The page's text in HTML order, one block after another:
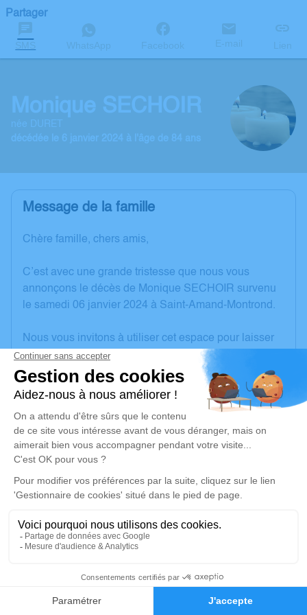
Faire-part Hommages
Partager
SMS WhatsApp Facebook E-mail Lien
Monique SECHOIR
née DURET
décédée le 6 janvier 2024 à l'âge de 84 ans
Message de la famille
Chère famille, chers amis,
C’est avec une grande tristesse que nous vous
annonçons le décès de Monique SECHOIR survenu
le samedi 06 janvier 2024 à Saint-Amand-Montrond.
Nous vous invitons à utiliser cet espace pour laisser
vos condoléances, partager des photos souvenirs,
une anecdote ou exprimer vos pensées à travers des
poèmes ou des textes. Cet endroit est un lieu
d'expression dédié à honorer la mémoire de Monique
SECHOIR.
Un service de plantation d’arbre hommage est
disponible ici.
Je rends hommage
Cérémonie religieuse
Église de Meillant